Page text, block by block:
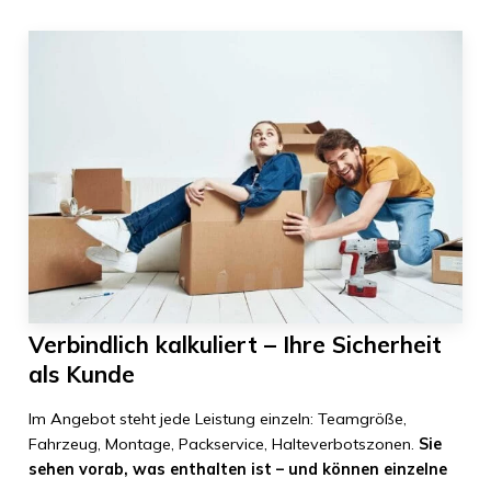
Verbindlich kalkuliert – Ihre Sicherheit
als Kunde
Im Angebot steht jede Leistung einzeln: Teamgröße,
Fahrzeug, Montage, Packservice, Halteverbotszonen. Sie
sehen vorab, was enthalten ist – und können einzelne